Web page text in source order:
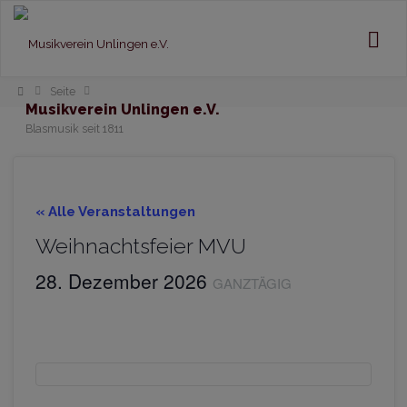
Musikverein Unlingen e.V.
Blasmusik seit 1811
HomeSeite
« Alle Veranstaltungen
Weihnachtsfeier MVU
28. Dezember 2026 GANZTÄGIG